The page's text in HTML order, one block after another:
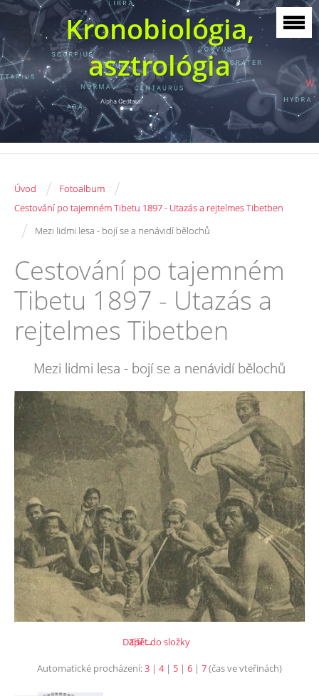
Kronobiológia,
asztrológia
Úvod / Fotoalbum /
Cestování po tajemném Tibetu 1897 - Utazás a rejtelmes Tibetben
/ Mezi lidmi lesa - bojí se a nenávidí bělochů
Cestování po tajemném
Tibetu 1897 - Utazás a
rejtelmes Tibetben
Mezi lidmi lesa - bojí se a nenávidí bělochů
Další →
Zpět do složky
Automatické procházení:3 | 4| 5 | 6 | 7(čas ve vteřinách)